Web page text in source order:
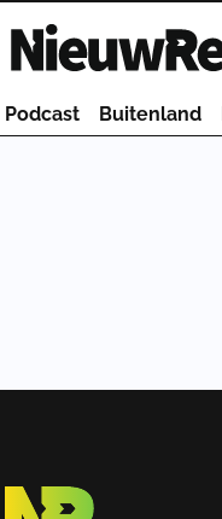
Homepage van
Podcast Buitenland